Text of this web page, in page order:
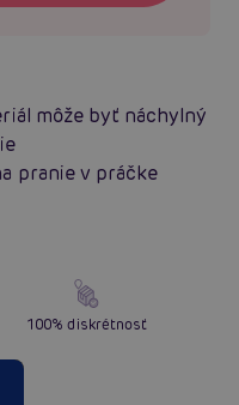
môže byť náchylný
pranie v práčke
100% diskrétnosť